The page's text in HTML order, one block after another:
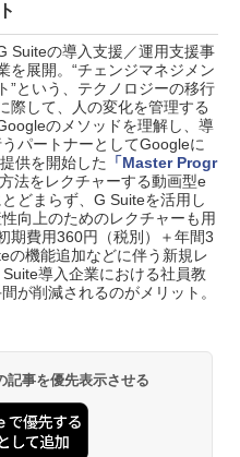
Suiteの導入支援／運用支援事
を展開。“チェンジマネジメン
ト”という、テクノロジーの移行
際して、人の変化を管理する
のメソッドを理解し、導
パートナーとしてGoogleに
供を開始した
「Master Progr
法をレクチャーする動画型e
どまらず、G Suiteを活用し
向上のためのレクチャーも用
期費用360円（税別）＋年間3
の機能追加などに伴う新規レ
導入企業における社員教
が削減されるのがメリット。
記事を優先表示させる